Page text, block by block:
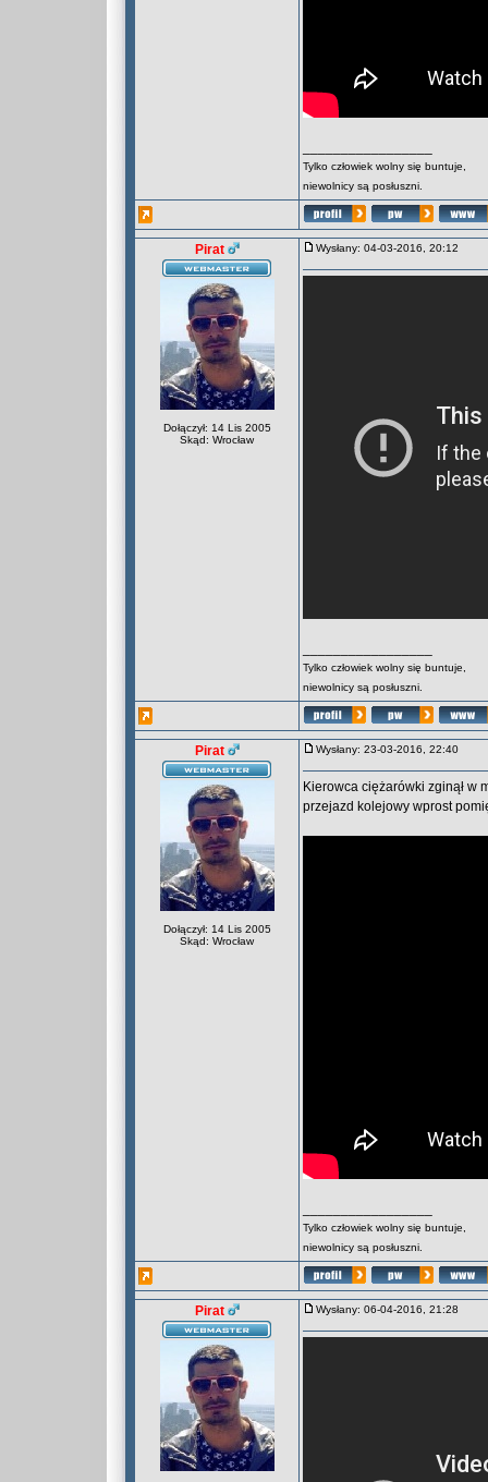
Tylko człowiek wolny się buntuje,
niewolnicy są posłuszni.
Pirat
Dołączył: 14 Lis 2005
Skąd: Wrocław
Wysłany: 04-03-2016, 20:12
Tylko człowiek wolny się buntuje,
niewolnicy są posłuszni.
Pirat
Dołączył: 14 Lis 2005
Skąd: Wrocław
Wysłany: 23-03-2016, 22:40
Kierowca ciężarówki zginął w
przejazd kolejowy wprost
Tylko człowiek wolny się buntuje,
niewolnicy są posłuszni.
Pirat Wysłany: 06-04-2016, 21:28